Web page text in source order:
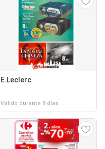
E.Leclerc
Válido durante 8 días